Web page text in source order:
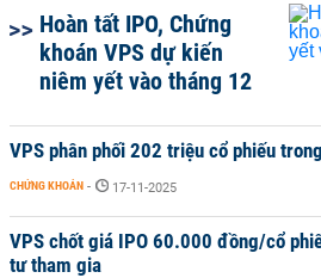
Hoàn tất IPO, Chứng
khoán VPS dự kiến
niêm yết vào tháng 12
VPS phân phối 202 triệu cổ phiếu
CHỨNG KHOÁN - 17-11-2025
VPS chốt giá IPO 60.000 đồng/cổ
tư tham gia